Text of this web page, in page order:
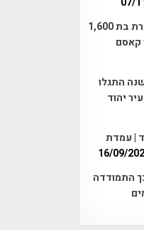
שרידי אחוזה שומרונית מפוארת בת 1,600
קאסם
קדומות בנות 4,000 שנה התגלו
יהוד
| עמדת
16/09/
התמודדה